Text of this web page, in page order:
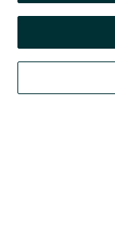
Kontynuując za